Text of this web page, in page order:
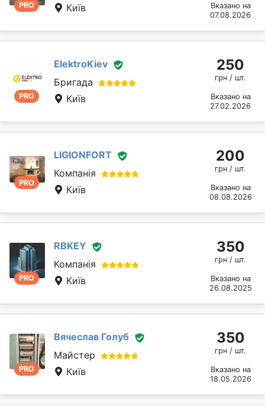
PRO
Київ
Вказано на
07.08.2026
PRO
ElektroKiev
Бригада
Київ
250
грн / шт.
Вказано на
27.02.2026
PRO
LIGIONFORT
Компанія
Київ
200
грн / шт.
Вказано на
08.08.2026
PRO
RBKEY
Компанія
Київ
350
грн / шт.
Вказано на
26.08.2025
PRO
Вячеслав Голуб
Майстер
Київ
350
грн / шт.
Вказано на
18.05.2026